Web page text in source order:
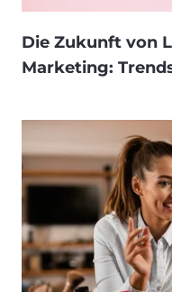
Die Zukunft von
Marketing: